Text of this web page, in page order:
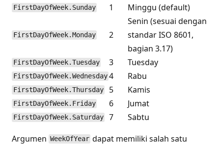
FirstDayOfWeek.Sunday 1 Minggu (default)
FirstDayOfWeek.Monday 2
Senin (sesuai dengan
standar ISO 8601,
bagian 3.17)
FirstDayOfWeek.Tuesday 3 Tuesday
FirstDayOfWeek.Wednesday 4 Rabu
FirstDayOfWeek.Thursday 5 Kamis
FirstDayOfWeek.Friday 6 Jumat
FirstDayOfWeek.Saturday 7
Sabtu
Argumen WeekOfYear dapat memiliki salah satu